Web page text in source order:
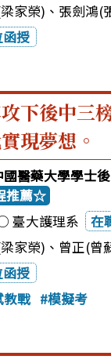
家榮) 、 張劍鴻(
授
攻下後中三
現夢想。
國醫藥大學學士
推薦☆
臺大護理系
在
家榮) 、 曾正(曾
授
教戰
模擬考